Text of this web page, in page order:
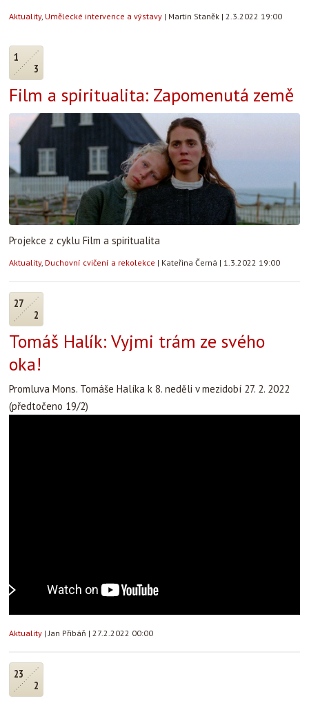
Aktuality, Umělecké intervence a výstavy | Martin Staněk | 2.3.2022 19:00
1
3
Film a spiritualita: Zapomenutá země
Projekce z cyklu Film a spiritualita
Aktuality, Duchovní cvičení a rekolekce | Kateřina Černá | 1.3.2022 19:00
27
2
Tomáš Halík: Vyjmi trám ze svého
oka!
Promluva Mons. Tomáše Halíka k 8. neděli v mezidobí 27. 2. 2022
(předtočeno 19/2)
Aktuality |Jan Přibáň | 27.2.2022 00:00
23
2